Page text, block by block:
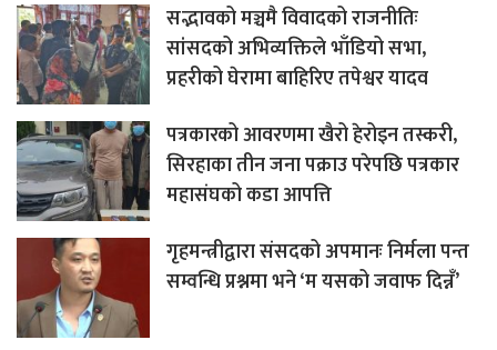
सद्भावको मञ्चमै विवादको राजनीतिः
सांसदको अभिव्यक्तिले भाँडियो सभा,
प्रहरीको घेरामा बाहिरिए तपेश्वर यादव
पत्रकारको आवरणमा खैरो हेरोइन तस्करी,
सिरहाका तीन जना पक्राउ परेपछि पत्रकार
महासंघको कडा आपत्ति
गृहमन्त्रीद्वारा संसदको अपमानः निर्मला पन्त
सम्वन्धि प्रश्नमा भने ‘म यसको जवाफ दिन्नँ’